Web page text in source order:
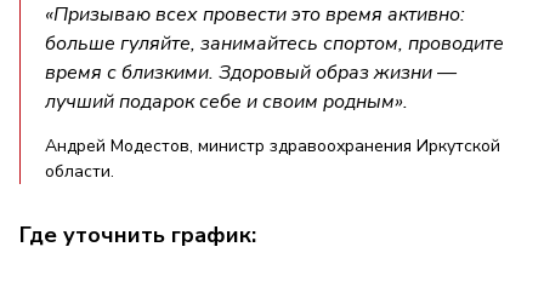
«Призываю всех провести это время активно:
больше гуляйте, занимайтесь спортом, проводите
время с близкими. Здоровый образ жизни —
лучший подарок себе и своим родным».
Андрей Модестов, министр здравоохранения Иркутской
области.
Где уточнить график: